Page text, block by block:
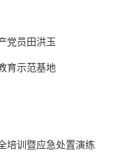
党员田洪玉
育示范基地
培训暨应急处置演练